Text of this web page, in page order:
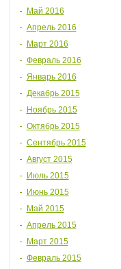
Май 2016
Апрель 2016
Март 2016
Февраль 2016
Январь 2016
Декабрь 2015
Ноябрь 2015
Октябрь 2015
Сентябрь 2015
Август 2015
Июль 2015
Июнь 2015
Май 2015
Апрель 2015
Март 2015
Февраль 2015